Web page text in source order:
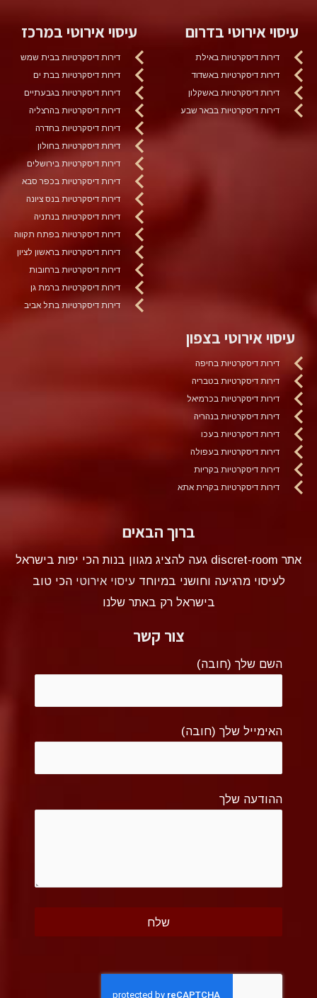
עיסוי אירוטי בדרום
דירות דיסקרטיות באילת
דירות דיסקרטיות באשדוד
דירות דיסקרטיות באשקלון
דירות דיסקרטיות בבאר שבע
עיסוי אירוטי במרכז
דירות דיסקרטיות בבית שמש
דירות דיסקרטיות בבת ים
דירות דיסקרטיות בגבעתיים
דירות דיסקרטיות בהרצליה
דירות דיסקרטיות בחדרה
דירות דיסקרטיות בחולון
דירות דיסקרטיות בירושלים
דירות דיסקרטיות בכפר סבא
דירות דיסקרטיות בנס ציונה
דירות דיסקרטיות בנתניה
דירות דיסקרטיות בפתח תקווה
דירות דיסקרטיות בראשון לציון
דירות דיסקרטיות ברחובות
דירות דיסקרטיות ברמת גן
דירות דיסקרטיות בתל אביב
עיסוי אירוטי בצפון
דירות דיסקרטיות בחיפה
דירות דיסקרטיות בטבריה
דירות דיסקרטיות בכרמיאל
דירות דיסקרטיות בנהריה
דירות דיסקרטיות בעכו
דירות דיסקרטיות בעפולה
דירות דיסקרטיות בקריות
דירות דיסקרטיות בקרית אתא
ברוך הבאים
אתר discret-room געה להציג מגוון בנות הכי יפות בישראל
לעיסוי מרגיעה וחושני במיוחדעיסוי אירוטי הכי טוב
בישראל רק באתר שלנו
צור קשר
השם שלך (חובה)
האימייל שלך (חובה)
ההודעה שלך